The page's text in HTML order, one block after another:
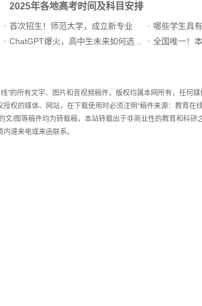
2025年各地高考时间及科目安排
首次招生！师范大学，成立新专业
哪些学生具
全国唯一！
”的所有文字、图片和音视频稿件，版权均属本网所有，任何
权的媒体、网站，在下载使用时必须注明“稿件来源：教育在
/图等稿件均为转载稿，本站转载出于非商业性的教育和科
速来电或来函联系。